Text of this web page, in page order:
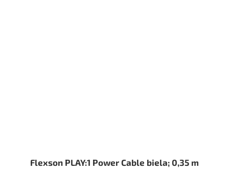
Flexson PLAY:1 Power Cable biela; 0,35 m